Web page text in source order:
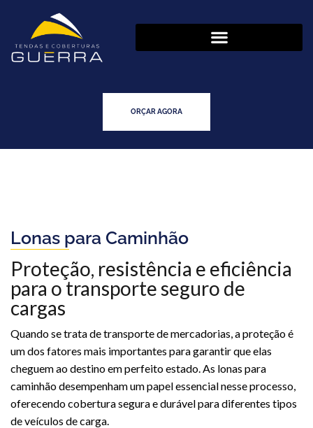
ORÇAR AGORA
Lonas para Caminhão​
Proteção, resistência e eficiência
para o transporte seguro de
cargas
Quando se trata de transporte de mercadorias, a proteção é
um dos fatores mais importantes para garantir que elas
cheguem ao destino em perfeito estado. As lonas para
caminhão desempenham um papel essencial nesse processo,
oferecendo cobertura segura e durável para diferentes tipos
de veículos de carga.